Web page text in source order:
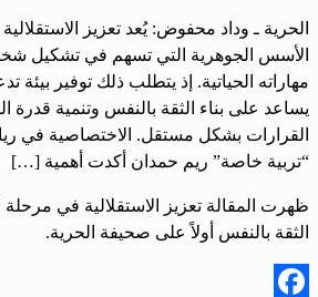
الحرية ـ وداد محفوض: يُعد تعزيز
الأسس الجوهرية التي تسهم في تشكيل
مهاراته الحياتية. إذ يتطلب ذلك توفير بيئة
يساعد على بناء الثقة بالنفس وتنمية قدرة
القرارات بشكل مستقل. الاختصاصية في
“تربية خاصة” ريم حمدان أكدت أهمية […]
ظهرت المقالة تعزيز الاستقلالية في
الثقة بالنفس أولاً على صحيفة الحرية.